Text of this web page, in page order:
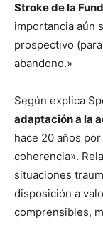
Stroke de la
importancia aún
prospectivo
abandono.»
Según explica
adaptación a la
hace 20 años por
coherencia».
situaciones
disposición a
comprensibles,